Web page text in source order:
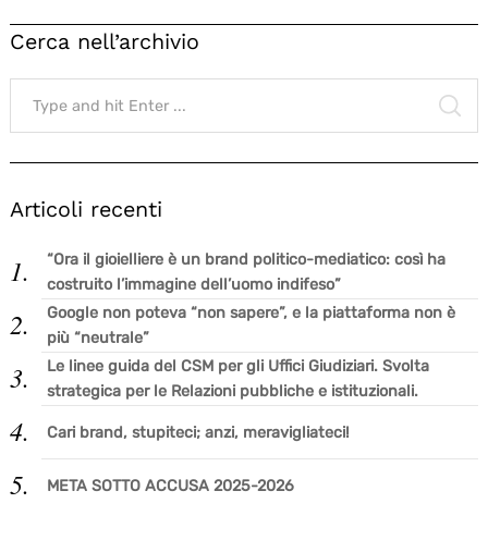
Cerca nell’archivio
Search
for:
Articoli recenti
“Ora il gioielliere è un brand politico-mediatico: così ha
costruito l’immagine dell’uomo indifeso”
Google non poteva “non sapere”, e la piattaforma non è
più “neutrale”
Le linee guida del CSM per gli Uffici Giudiziari. Svolta
strategica per le Relazioni pubbliche e istituzionali.
Cari brand, stupiteci; anzi, meravigliateci!
META SOTTO ACCUSA 2025-2026